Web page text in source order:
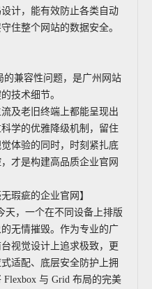
计，能有效防止各类自动
住整个网站的数据安全。
的兼容性问题，是广州网站
技术细节。
及老旧终端上都能呈现出
学的优雅降级机制，留住
体验的同时，时刻紧扎底
才是构建高品质企业官网
瑕疵的企业官网】
天，一个在不同设备上排版
无情摧毁。作为专业的广
视觉设计上追求极致，更
适配、底层安全防护上拥
与 Grid 布局的完美